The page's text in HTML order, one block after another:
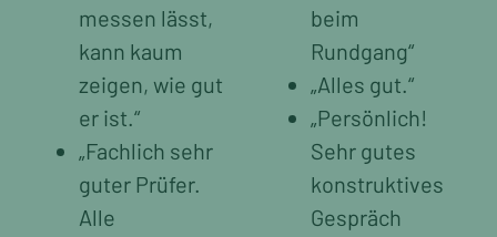
messen lässt,
kann kaum
zeigen, wie gut
er ist.“
„Fachlich sehr
guter Prüfer.
Alle
beim
Rundgang“
„Alles gut.“
„Persönlich!
Sehr gutes
konstruktives
Gespräch